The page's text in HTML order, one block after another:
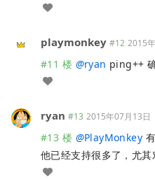
playmonkey #12 2015
#11 楼 @ryan ping++
ryan #13 2015年07月13日
#13 楼 @PlayMonkey
他已经支持很多了，尤其